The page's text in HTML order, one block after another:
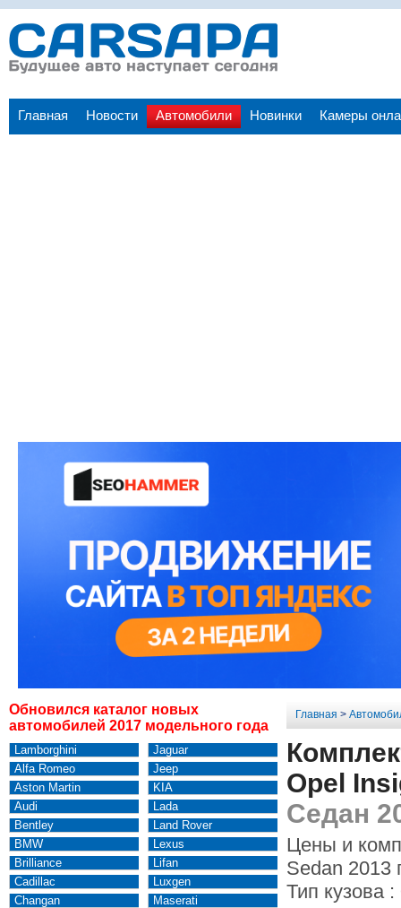
Главная Новости Автомобили Новинки Камеры
Обновился каталог новых
автомобилей 2017 модельного года
Lamborghini
Alfa Romeo
Aston Martin
Audi
Bentley
BMW
Brilliance
Cadillac
Changan
Jaguar
Jeep
KIA
Lada
Land Rover
Lexus
Lifan
Luxgen
Maserati
Главная >
Opel
Седан
Цены и
Sedan 2013
Тип кузова :